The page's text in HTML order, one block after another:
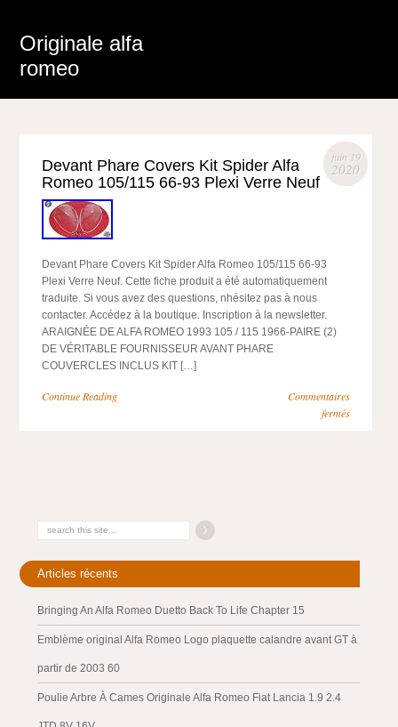
Originale alfa
romeo
juin 19
2020
Devant Phare Covers Kit Spider Alfa
Romeo 105/115 66-93 Plexi Verre Neuf
Devant Phare Covers Kit Spider Alfa Romeo 105/115 66-93
Plexi Verre Neuf. Cette fiche produit a été automatiquement
traduite. Si vous avez des questions, nhésitez pas à nous
contacter. Accédez à la boutique. Inscription à la newsletter.
ARAIGNÉE DE ALFA ROMEO 1993 105 / 115 1966-PAIRE (2)
DE VÉRITABLE FOURNISSEUR AVANT PHARE
COUVERCLES INCLUS KIT […]
Continue Reading
Commentaires
fermés
Articles récents
Bringing An Alfa Romeo Duetto Back To Life Chapter 15
Emblème original Alfa Romeo Logo plaquette calandre avant GT à
partir de 2003 60
Poulie Arbre À Cames Originale Alfa Romeo Fiat Lancia 1.9 2.4